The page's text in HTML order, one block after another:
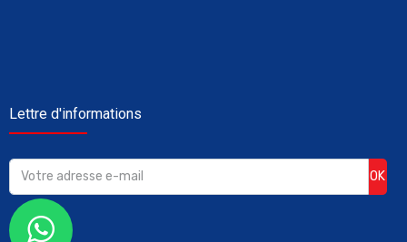
Lettre d'informations
OK